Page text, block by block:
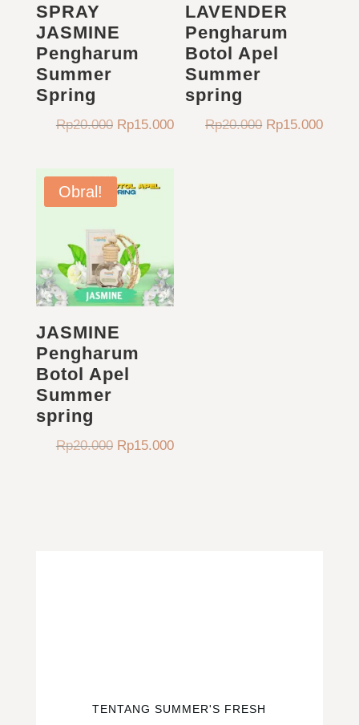
SPRAY
JASMINE
Pengharum
Summer
Spring
Rp20.000 Harga
Rp20.000.
Rp15.000Harga
LAVENDER
Pengharum
Botol Apel
Summer
spring
Rp20.000 Harga
Rp15.000Harga
Obral!
JASMINE
Pengharum
Botol Apel
Summer
spring
Rp20.000 Harga
Rp15.000Harga
TENTANG SUMMER'S FRESH